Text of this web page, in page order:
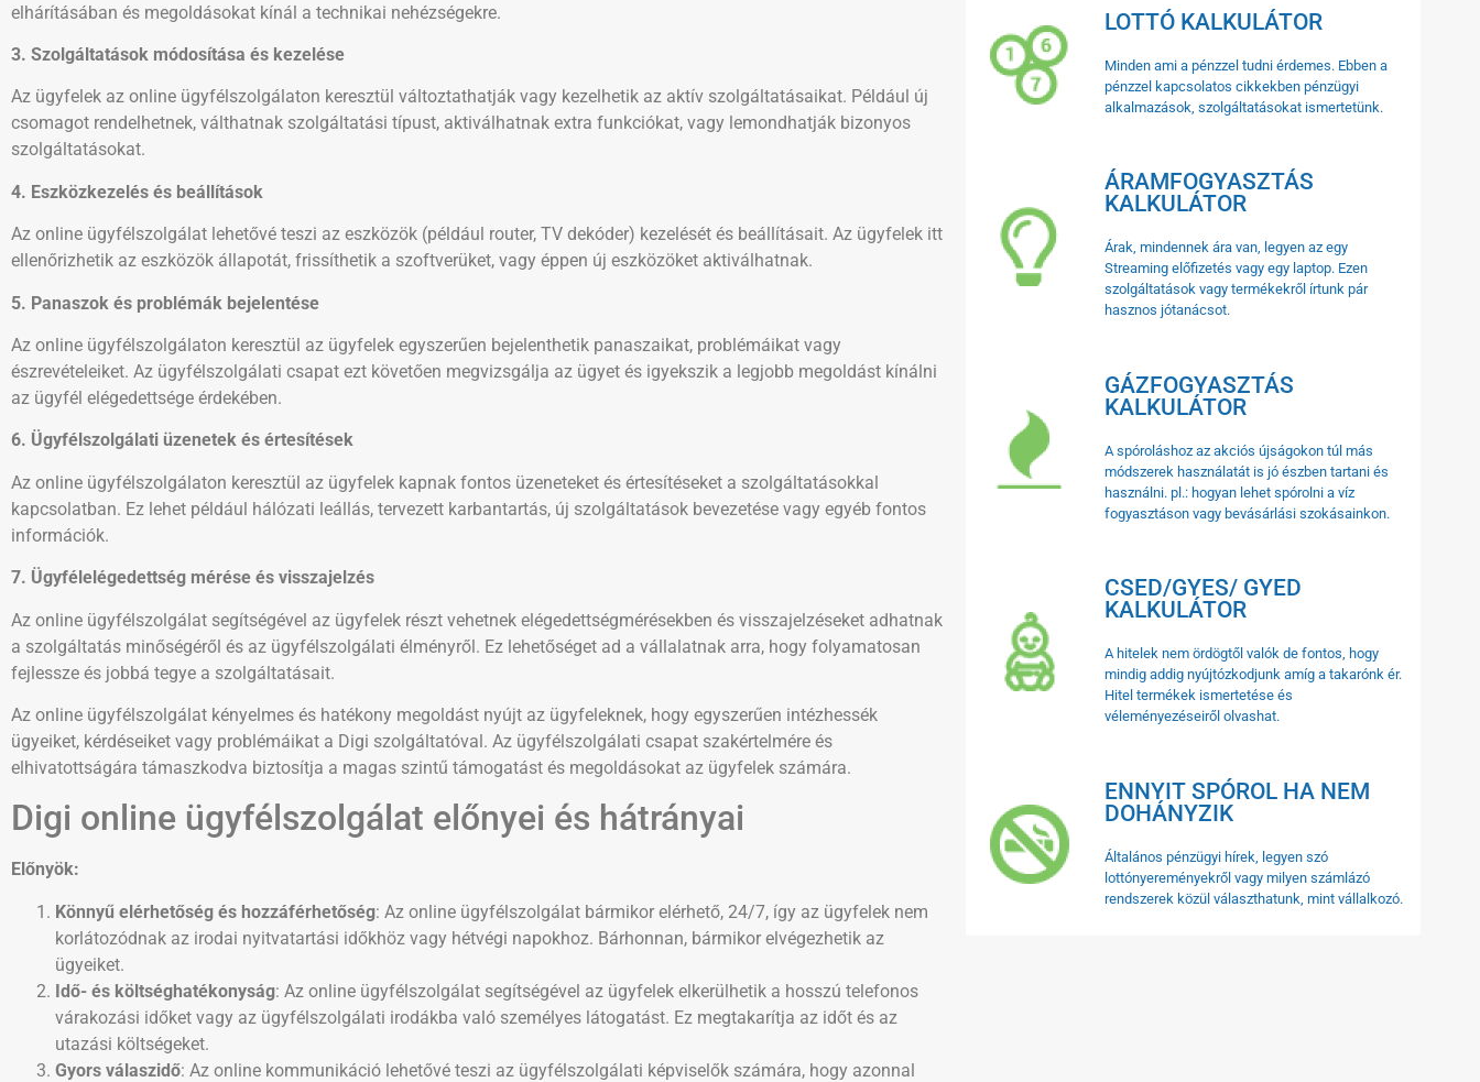
elhárításában és megoldásokat kínál a technikai nehézségekre.
3. Szolgáltatások módosítása és kezelése
Az ügyfelek az online ügyfélszolgálaton keresztül változtathatják vagy kezelhetik az aktív szolgáltatásaikat. Például új
csomagot rendelhetnek, válthatnak szolgáltatási típust, aktiválhatnak extra funkciókat, vagy lemondhatják bizonyos
szolgáltatásokat.
4. Eszközkezelés és beállítások
Az online ügyfélszolgálat lehetővé teszi az eszközök (például router, TV dekóder) kezelését és beállításait. Az ügyfelek itt
ellenőrizhetik az eszközök állapotát, frissíthetik a szoftverüket, vagy éppen új eszközöket aktiválhatnak.
5. Panaszok és problémák bejelentése
Az online ügyfélszolgálaton keresztül az ügyfelek egyszerűen bejelenthetik panaszaikat, problémáikat vagy
észrevételeiket. Az ügyfélszolgálati csapat ezt követően megvizsgálja az ügyet és igyekszik a legjobb megoldást kínálni
az ügyfél elégedettsége érdekében.
6. Ügyfélszolgálati üzenetek és értesítések
Az online ügyfélszolgálaton keresztül az ügyfelek kapnak fontos üzeneteket és értesítéseket a szolgáltatásokkal
kapcsolatban. Ez lehet például hálózati leállás, tervezett karbantartás, új szolgáltatások bevezetése vagy egyéb fontos
információk.
7. Ügyfélelégedettség mérése és visszajelzés
Az online ügyfélszolgálat segítségével az ügyfelek részt vehetnek elégedettségmérésekben és visszajelzéseket adhatnak
a szolgáltatás minőségéről és az ügyfélszolgálati élményről. Ez lehetőséget ad a vállalatnak arra, hogy folyamatosan
fejlessze és jobbá tegye a szolgáltatásait.
Az online ügyfélszolgálat kényelmes és hatékony megoldást nyújt az ügyfeleknek, hogy egyszerűen intézhessék
ügyeiket, kérdéseiket vagy problémáikat a Digi szolgáltatóval. Az ügyfélszolgálati csapat szakértelmére és
elhivatottságára támaszkodva biztosítja a magas szintű támogatást és megoldásokat az ügyfelek számára.
Digi online ügyfélszolgálat előnyei és hátrányai
Előnyök:
Könnyű elérhetőség és hozzáférhetőség: Az online ügyfélszolgálat bármikor elérhető, 24/7, így az ügyfelek nem
korlátozódnak az irodai nyitvatartási időkhöz vagy hétvégi napokhoz. Bárhonnan, bármikor elvégezhetik az
ügyeiket.
Idő- és költséghatékonyság: Az online ügyfélszolgálat segítségével az ügyfelek elkerülhetik a hosszú telefonos
várakozási időket vagy az ügyfélszolgálati irodákba való személyes látogatást. Ez megtakarítja az időt és az
utazási költségeket.
Gyors válaszidő: Az online kommunikáció lehetővé teszi az ügyfélszolgálati képviselők számára, hogy azonnal
LOTTÓ KALKULÁTOR
Minden ami a pénzzel tudni érdemes. Ebben a
pénzzel kapcsolatos cikkekben pénzügyi
alkalmazások, szolgáltatásokat ismertetünk.
ÁRAMFOGYASZTÁS
KALKULÁTOR
Árak, mindennek ára van, legyen az egy
Streaming előfizetés vagy egy laptop. Ezen
szolgáltatások vagy termékekről írtunk pár
hasznos jótanácsot.
GÁZFOGYASZTÁS
KALKULÁTOR
A spóroláshoz az akciós újságokon túl más
módszerek használatát is jó észben tartani és
használni. pl.: hogyan lehet spórolni a víz
fogyasztáson vagy bevásárlási szokásainkon.
CSED/GYES/ GYED
KALKULÁTOR
A hitelek nem ördögtől valók de fontos, hogy
mindig addig nyújtózkodjunk amíg a takarónk ér.
Hitel termékek ismertetése és
véleményezéseiről olvashat.
ENNYIT SPÓROL HA NEM
DOHÁNYZIK
Általános pénzügyi hírek, legyen szó
lottónyereményekről vagy milyen számlázó
rendszerek közül választhatunk, mint vállalkozó.